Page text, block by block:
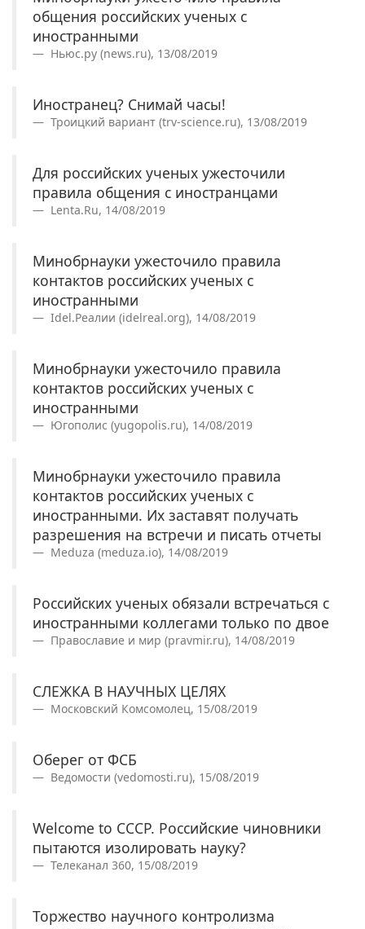
общения российских ученых с
иностранными
Ньюс.ру (news.ru), 13/08/2019
Иностранец? Снимай часы!
Троицкий вариант (trv-science.ru), 13/08/2019
Для российских ученых ужесточили
правила общения с иностранцами
Lenta.Ru, 14/08/2019
Минобрнауки ужесточило правила
контактов российских ученых с
иностранными
Idel.Реалии (idelreal.org), 14/08/2019
Минобрнауки ужесточило правила
контактов российских ученых с
иностранными
Югополис (yugopolis.ru), 14/08/2019
Минобрнауки ужесточило правила
контактов российских ученых с
иностранными. Их заставят получать
разрешения на встречи и писать отчеты
Meduza (meduza.io), 14/08/2019
Российских ученых обязали встречаться с
иностранными коллегами только по двое
Православие и мир (pravmir.ru), 14/08/2019
СЛЕЖКА В НАУЧНЫХ ЦЕЛЯХ
Московский Комсомолец, 15/08/2019
Оберег от ФСБ
Ведомости (vedomosti.ru), 15/08/2019
Welcome to СССР. Российские чиновники
пытаются изолировать науку?
Телеканал 360, 15/08/2019
Торжество научного контролизма